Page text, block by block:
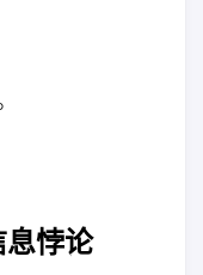
息悖论